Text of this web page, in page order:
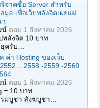
จาคซื้อ Server สำหรับ
มูล เพื่อเว็บพลังจิตเผยแผ่
น์ ตอบ 1 สิงหาคม 2026
พลังจิต 10 บาท
ครับ…
ค่า Hosting ของเว็บ
...2558 -2559 -2560
น์ ตอบ 1 สิงหาคม 2026
= 10 บาท
มบูชา สังฆบูชา…